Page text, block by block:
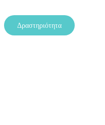
Δραστηριότητα